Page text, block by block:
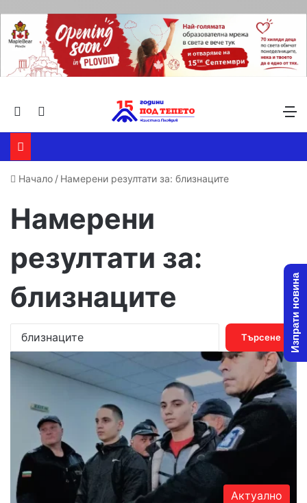
Търсене ...
Начало / Намерени резултати за: близнаците
Намерени
резултати за:
близнаците
Т
ъ
р
с
е
н
е
з
а
Актуално
Изпрати новина